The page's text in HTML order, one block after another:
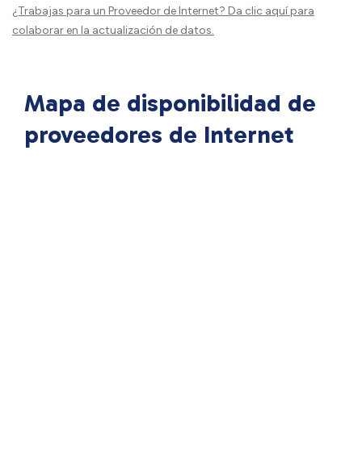
¿Trabajas para un Proveedor de Internet? Da clic aquípara
colaborar en la actualización de datos.
Mapa de disponibilidad de
proveedores de Internet